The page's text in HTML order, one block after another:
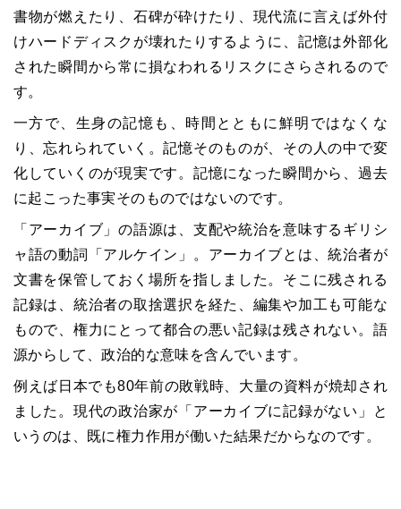
書物が燃えたり、石碑が砕けたり、現代流に言えば外付
けハードディスクが壊れたりするように、記憶は外部化
された瞬間から常に損なわれるリスクにさらされるので
す。
一方で、生身の記憶も、時間とともに鮮明ではなくな
り、忘れられていく。記憶そのものが、その人の中で変
化していくのが現実です。記憶になった瞬間から、過去
に起こった事実そのものではないのです。
「アーカイブ」の語源は、支配や統治を意味するギリシ
ャ語の動詞「アルケイン」。アーカイブとは、統治者が
文書を保管しておく場所を指しました。そこに残される
記録は、統治者の取捨選択を経た、編集や加工も可能な
もので、権力にとって都合の悪い記録は残されない。語
源からして、政治的な意味を含んでいます。
例えば日本でも80年前の敗戦時、大量の資料が焼却され
ました。現代の政治家が「アーカイブに記録がない」と
いうのは、既に権力作用が働いた結果だからなのです。